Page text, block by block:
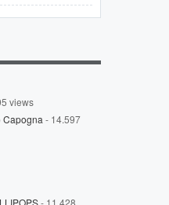
views
Capogna - 14.597
- 11.428